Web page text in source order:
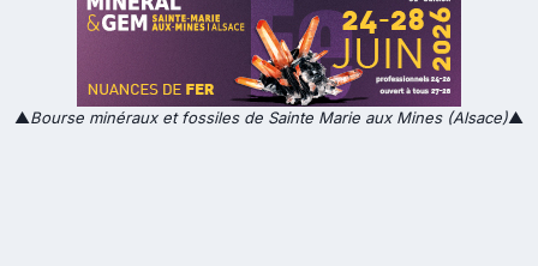
▲Bourse minéraux et fossiles de Sainte Marie aux Mines (Alsace)▲